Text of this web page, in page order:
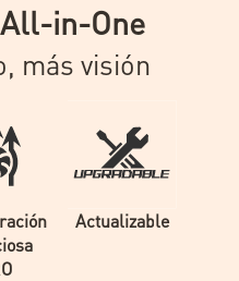
in-One
más visión
Actualizable